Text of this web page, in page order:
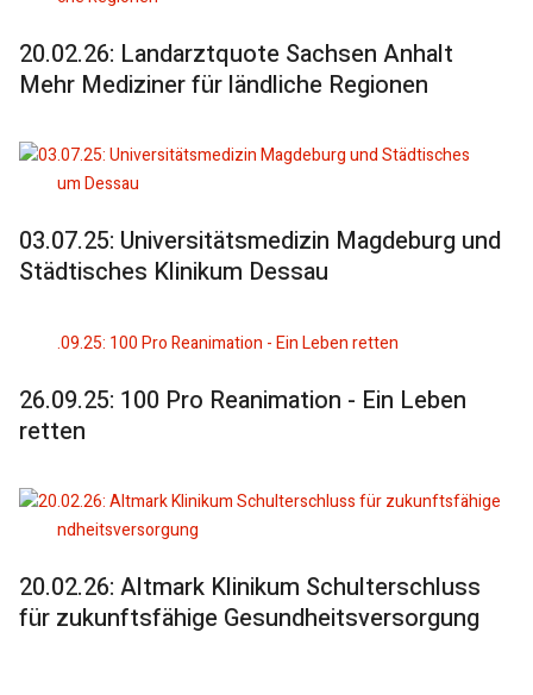
20.02.26: Landarztquote Sachsen Anhalt
Mehr Mediziner für ländliche Regionen
03.07.25: Universitätsmedizin Magdeburg und
Städtisches Klinikum Dessau
26.09.25: 100 Pro Reanimation - Ein Leben
retten
20.02.26: Altmark Klinikum Schulterschluss
für zukunftsfähige Gesundheitsversorgung